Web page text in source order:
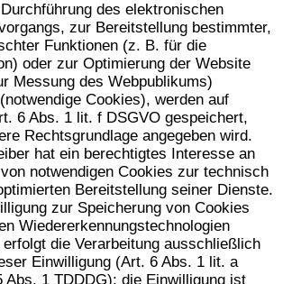
des elektronischen
zur Bereitstellung bestimmter,
Funktionen (z. B. für die
oder zur Optimierung der Website
Messung des Webpublikums)
Cookies), werden auf
6 Abs. 1 lit. f DSGVO gespeichert,
Rechtsgrundlage angegeben wird.
hat ein berechtigtes Interesse an
notwendigen Cookies zur technisch
Bereitstellung seiner Dienste.
zur Speicherung von Cookies
Wiedererkennungstechnologien
die Verarbeitung ausschließlich
Einwilligung (Art. 6 Abs. 1 lit. a
Abs. 1 TDDDG); die Einwilligung ist